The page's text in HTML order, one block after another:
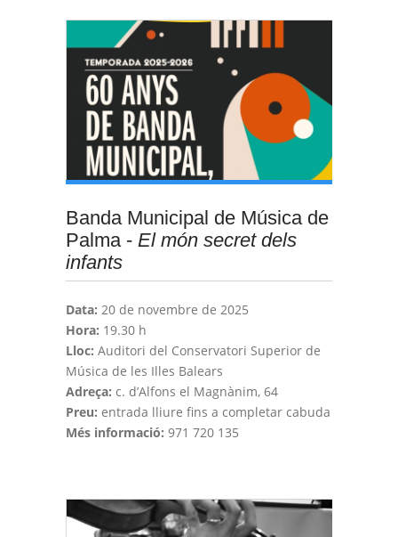
Banda Municipal de Música de
Palma - El món secret dels
infants
Data: 20 de novembre de 2025
Hora: 19.30 h
Lloc: Auditori del Conservatori Superior de
Música de les Illes Balears
Adreça: c. d’Alfons el Magnànim, 64
Preu: entrada lliure fins a completar cabuda
Més informació: 971 720 135